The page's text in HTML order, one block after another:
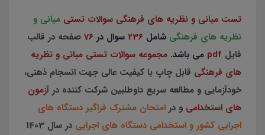
تست مبانی و نظریه های فرهنگی سوالات تستی مبانی و
نظریه های فرهنگی شامل 236 سوال در 76 صفحه در قالب
فایل pdf می باشد. مجموعه سوالات تستی مبانی و نظریه
های فرهنگی قابل چاپ با کیفیت عالی جهت انسجام ذهنی،
خودآزمایی و مطالعه سریع داوطلبین شرکت کننده در آزمون
های استخدامی و در امتحان مشترک فراگیر دستگاه های
اجرایی کشور و استخدامی دستگاه های اجرایی
در سال 1403